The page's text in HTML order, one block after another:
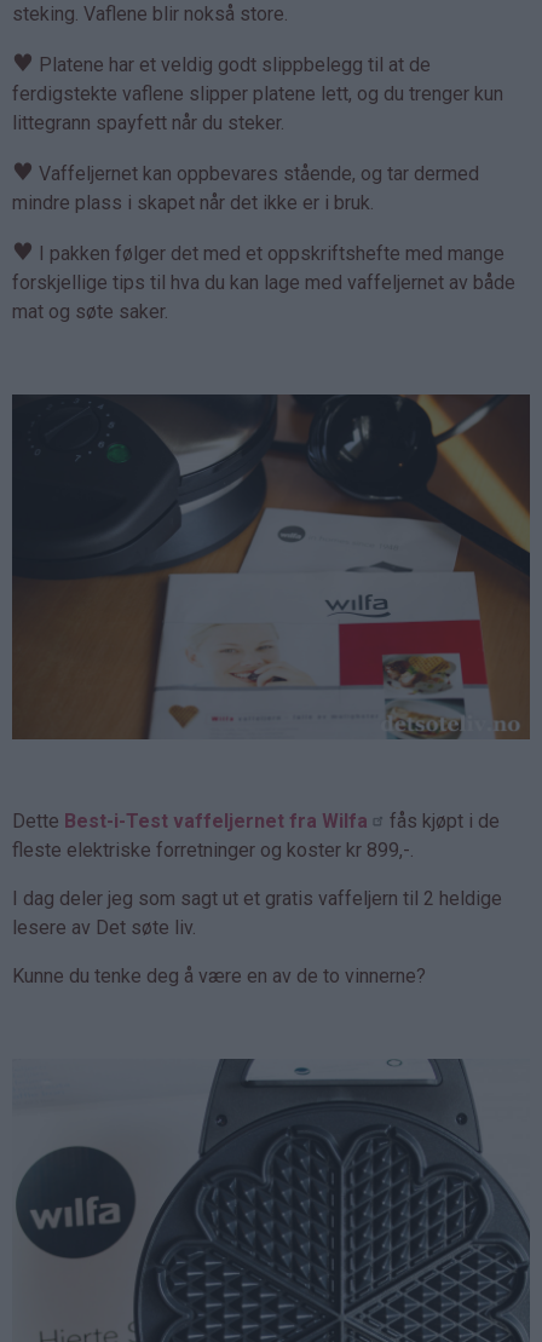
steking. Vaflene blir nokså store.
♥ Platene har et veldig godt slippbelegg til at de
ferdigstekte vaflene slipper platene lett, og du trenger kun
littegrann spayfett når du steker.
♥ Vaffeljernet kan oppbevares stående, og tar dermed
mindre plass i skapet når det ikke er i bruk.
♥ I pakken følger det med et oppskriftshefte med mange
forskjellige tips til hva du kan lage med vaffeljernet av både
mat og søte saker.
Dette Best-i-Test vaffeljernet fra Wilfa
fås kjøpt i de
fleste elektriske forretninger og koster kr 899,-.
I dag deler jeg som sagt ut et gratis vaffeljern til 2 heldige
lesere av Det søte liv.
Kunne du tenke deg å være en av de to vinnerne?